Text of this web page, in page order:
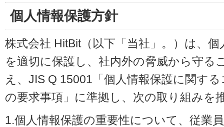
個人情報保護方針
株式会社 HitBit（以下「当社」。）は、
を適切に保護し、社内外の脅威から守る
え、JIS Q 15001「個人情報保護に関す
の要求事項」に準拠し、次の取り組みを
1.個人情報保護の重要性について、従業